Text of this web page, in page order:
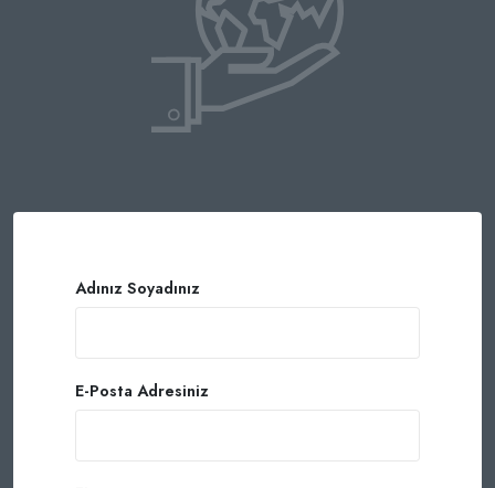
Adınız Soyadınız
E-Posta Adresiniz